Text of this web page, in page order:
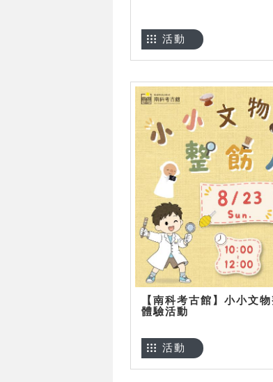
活動
【南科考古館】小小文
體驗活動
活動